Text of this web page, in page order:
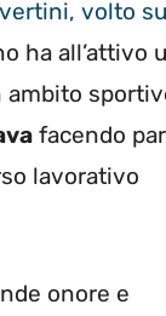
volto
ha all’attivo
ambito
facendo
lavorativo
onore e